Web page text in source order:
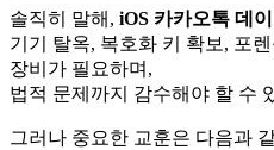
솔직히 말해, iOS 카카오톡 데
기기 탈옥, 복호화 키 확보, 포
장비가 필요하며,
법적 문제까지 감수해야 할 수
그러나 중요한 교훈은 다음과